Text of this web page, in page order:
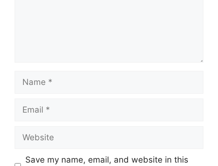
Name
Email
Website
Save my name, email, and website in this